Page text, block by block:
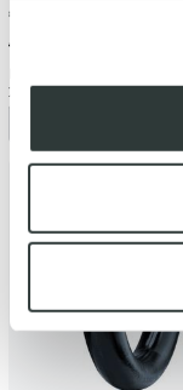
€
€ 131.76
21 MOUSSE EXCLUSIVE